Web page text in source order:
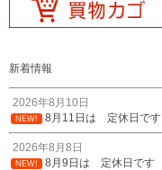
新着情報
2026年8月10日
NEW! 8月11日は 定休日です
2026年8月8日
NEW! 8月9日は 定休日です